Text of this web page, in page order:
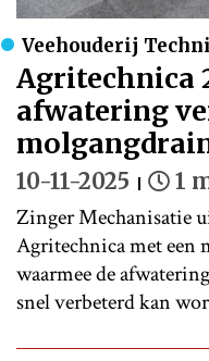
Veehouderij
Agritechnica
afwatering
10-11-2025 1
Zinger Mechanisatie
Agritechnica met een
waarmee de
snel verbeterd kan